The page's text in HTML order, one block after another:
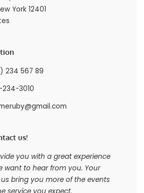
York 12401
234 567 89
3010
us!
you with a great experience
want to hear from you. Your
bring you more of the events